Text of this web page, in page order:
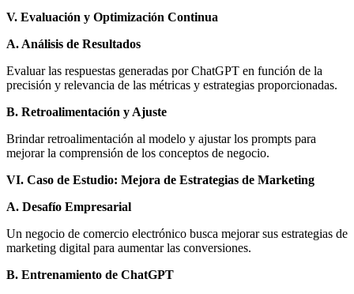
V. Evaluación y Optimización Continua
A. Análisis de Resultados
Evaluar las respuestas generadas por ChatGPT en función de la
precisión y relevancia de las métricas y estrategias proporcionadas.
B. Retroalimentación y Ajuste
Brindar retroalimentación al modelo y ajustar los prompts para
mejorar la comprensión de los conceptos de negocio.
VI. Caso de Estudio: Mejora de Estrategias de Marketing
A. Desafío Empresarial
Un negocio de comercio electrónico busca mejorar sus estrategias de
marketing digital para aumentar las conversiones.
B. Entrenamiento de ChatGPT